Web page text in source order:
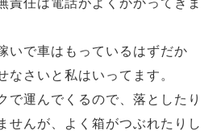
責任は電話がよくかかってきま
いで車はもっているはずだか
なさいと私はいってます。
で運んでくるので、落としたり
せんが、よく箱がつぶれたりし